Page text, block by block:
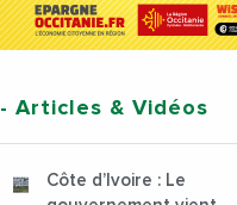
- Articles & Vidéos
Côte d’Ivoire : Le